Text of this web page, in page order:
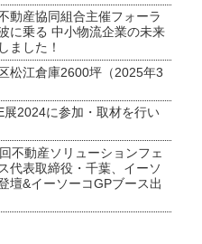
動産協同組合主催フォーラ
に乗る 中小物流企業の未来
ました！
松江倉庫2600坪（2025年3
展2024に参加・取材を行い
不動産ソリューションフェ
代表取締役・千葉、イーソ
壇&イーソーコGPブース出